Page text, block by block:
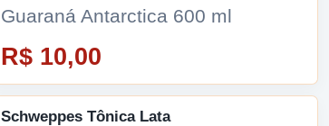
Guaraná Antarctica 600 ml
R$ 10,00
Schweppes Tônica Lata